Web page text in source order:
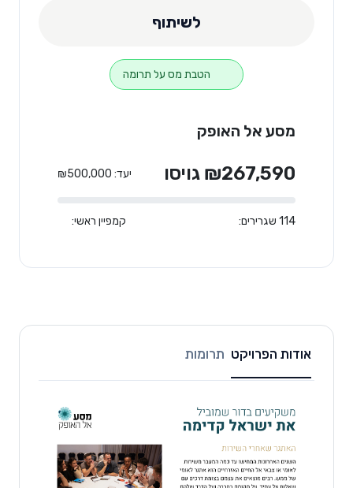
לשיתוף
הטבת מס על תרומה
מסע אל האופק
₪267,590 גויסו יעד: ₪500,000
114 שגרירים: קמפיין ראשי:
אודות הפרויקט תרומות